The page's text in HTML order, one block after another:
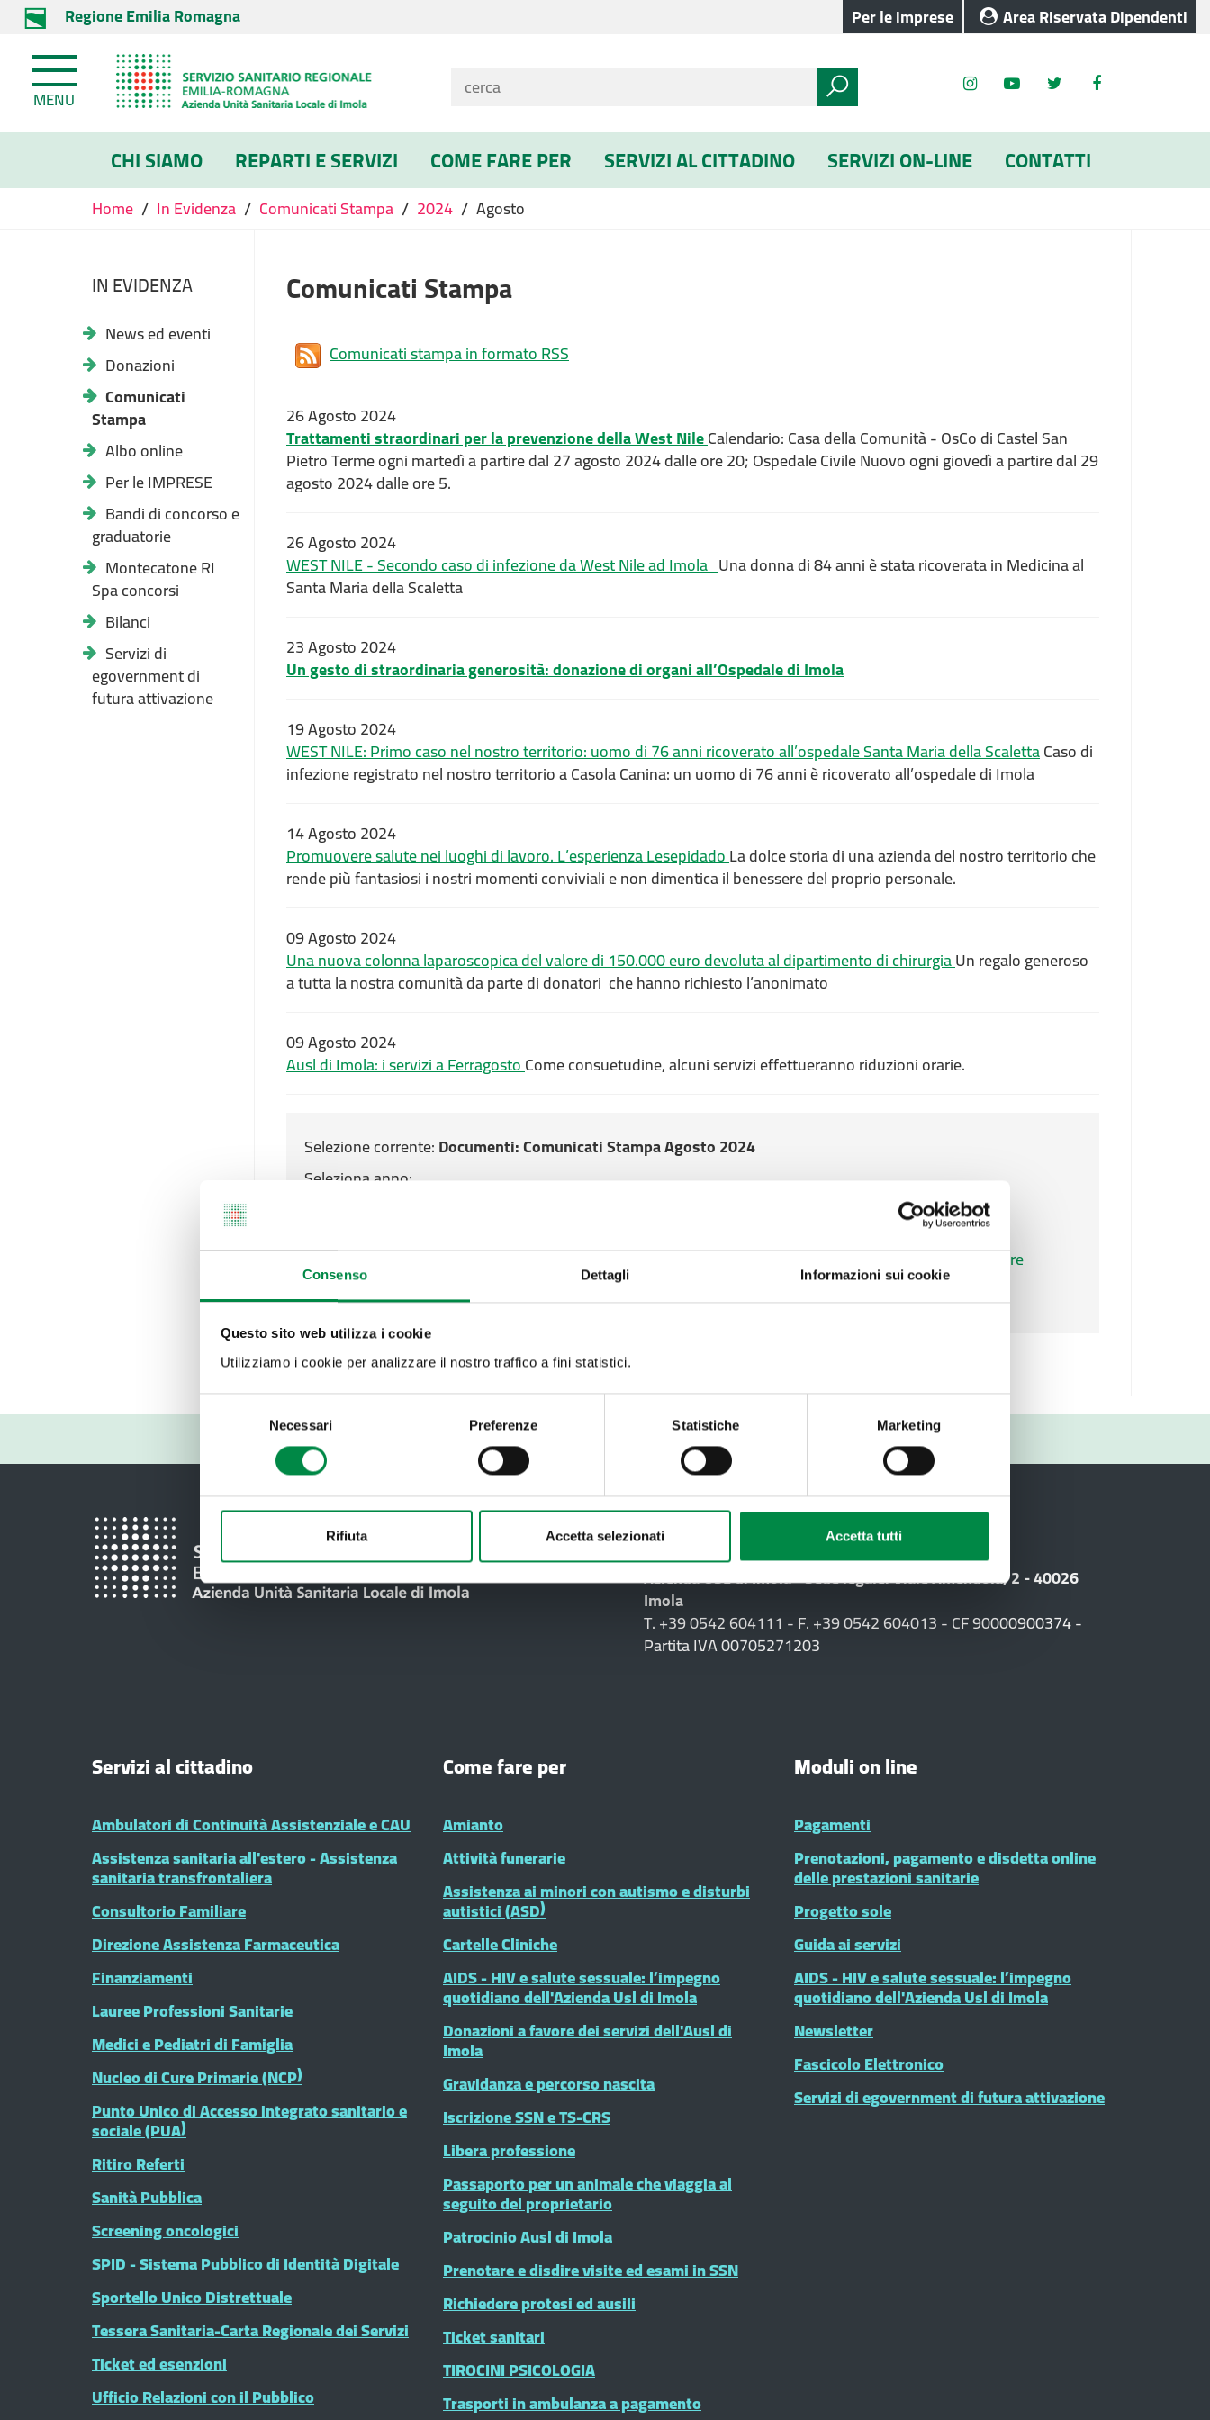
Consenso Dettagli Informazioni sui cookie
Questo sito web utilizza i cookie
Utilizziamo i cookie per analizzare il nostro traffico a fini statistici.
Necessari Preferenze Statistiche Marketing
Rifiuta Accetta selezionati Accetta tutti
Regione Emilia Romagna Per le imprese Area Riservata Dipendenti
MENU
CHI SIAMO REPARTI E SERVIZI COME FARE PER SERVIZI AL CITTADINO SERVIZI ON-LINE CONTATTI
Home / In Evidenza / Comunicati Stampa / 2024 / Agosto
IN EVIDENZA
News ed eventi
Donazioni
Comunicati
Stampa
Albo online
Per le IMPRESE
Bandi di concorso e
graduatorie
Montecatone RI
Spa concorsi
Bilanci
Servizi di
egovernment di
futura attivazione
Comunicati Stampa
Comunicati stampa in formato RSS
26 Agosto 2024
Trattamenti straordinari per la prevenzione della West NileCalendario: Casa della Comunità - OsCo di Castel San
Pietro Terme ogni martedì a partire dal 27 agosto 2024 dalle ore 20; Ospedale Civile Nuovo ogni giovedì a partire dal 29
agosto 2024 dalle ore 5.
26 Agosto 2024
WEST NILE - Secondo caso di infezione da West Nile ad Imola Una donna di 84 anni è stata ricoverata in Medicina al
Santa Maria della Scaletta
23 Agosto 2024
Un gesto di straordinaria generosità: donazione di organi all’Ospedale di Imola
19 Agosto 2024
WEST NILE: Primo caso nel nostro territorio: uomo di 76 anni ricoverato all’ospedale Santa Maria della ScalettaCaso di
infezione registrato nel nostro territorio a Casola Canina: un uomo di 76 anni è ricoverato all’ospedale di Imola
14 Agosto 2024
Promuovere salute nei luoghi di lavoro. L’esperienza LesepidadoLa dolce storia di una azienda del nostro territorio che
rende più fantasiosi i nostri momenti conviviali e non dimentica il benessere del proprio personale.
09 Agosto 2024
Una nuova colonna laparoscopica del valore di 150.000 euro devoluta al dipartimento di chirurgiaUn regalo generoso
a tutta la nostra comunità da parte di donatori che hanno richiesto l’anonimato
09 Agosto 2024
Ausl di Imola: i servizi a FerragostoCome consuetudine, alcuni servizi effettueranno riduzioni orarie.
Selezione corrente:Documenti: Comunicati Stampa Agosto 2024
Seleziona anno:
Gennaio
Febbraio Marzo Aprile Maggio Giugno Luglio Agosto Settembre Ottobre
Novembre
Ultimo aggiornamento pagina:
Valuta questo sito: RISPONDI AL QUESTIONARIO
Recapiti e contatti
Azienda USL di Imola - Sede legale: Viale Amendola, 2 - 40026
Imola
T. +39 0542 604111 - F. +39 0542 604013 - CF 90000900374 -
Partita IVA 00705271203
Servizi al cittadino
Ambulatori di Continuità Assistenziale e CAU
Assistenza sanitaria all'estero - Assistenza
sanitaria transfrontaliera
Consultorio Familiare
Direzione Assistenza Farmaceutica
Finanziamenti
Lauree Professioni Sanitarie
Medici e Pediatri di Famiglia
Nucleo di Cure Primarie (NCP)
Punto Unico di Accesso integrato sanitario e
sociale (PUA)
Ritiro Referti
Sanità Pubblica
Screening oncologici
SPID - Sistema Pubblico di Identità Digitale
Sportello Unico Distrettuale
Tessera Sanitaria-Carta Regionale dei Servizi
Ticket ed esenzioni
Ufficio Relazioni con il Pubblico
Come fare per
Amianto
Attività funerarie
Assistenza ai minori con autismo e disturbi
autistici (ASD)
Cartelle Cliniche
AIDS - HIV e salute sessuale: l’impegno
quotidiano dell'Azienda Usl di Imola
Donazioni a favore dei servizi dell'Ausl di
Imola
Gravidanza e percorso nascita
Iscrizione SSN e TS-CRS
Libera professione
Passaporto per un animale che viaggia al
seguito del proprietario
Patrocinio Ausl di Imola
Prenotare e disdire visite ed esami in SSN
Richiedere protesi ed ausili
Ticket sanitari
TIROCINI PSICOLOGIA
Trasporti in ambulanza a pagamento
Moduli on line
Pagamenti
Prenotazioni, pagamento e disdetta online
delle prestazioni sanitarie
Progetto sole
Guida ai servizi
AIDS - HIV e salute sessuale: l’impegno
quotidiano dell'Azienda Usl di Imola
Newsletter
Fascicolo Elettronico
Servizi di egovernment di futura attivazione